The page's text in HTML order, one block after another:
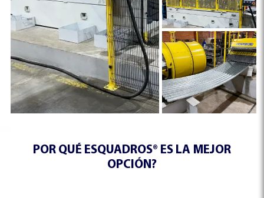
POR QUÉ ESQUADROS® ES LA MEJOR
OPCIÓN?